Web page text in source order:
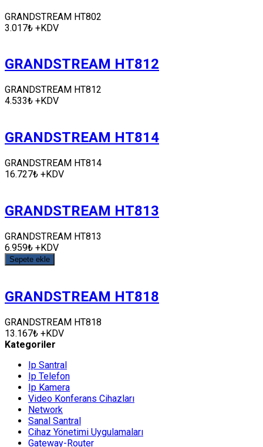
GRANDSTREAM HT802
3.017₺ +KDV
GRANDSTREAM HT812
GRANDSTREAM HT812
4.533₺ +KDV
GRANDSTREAM HT814
GRANDSTREAM HT814
16.727₺ +KDV
GRANDSTREAM HT813
GRANDSTREAM HT813
6.959₺ +KDV
Sepete ekle
GRANDSTREAM HT818
GRANDSTREAM HT818
13.167₺ +KDV
Kategoriler
Ip Santral
Ip Telefon
Ip Kamera
Video Konferans Cihazları
Network
Sanal Santral
Cihaz Yönetimi Uygulamaları
Gateway-Router